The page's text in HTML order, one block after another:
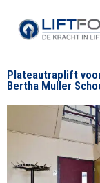
Plateautraplift
Bertha Muller